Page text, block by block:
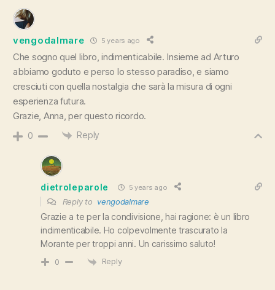
vengodalmare 5 years ago
Che sogno quel libro, indimenticabile. Insieme ad Arturo
abbiamo goduto e perso lo stesso paradiso, e siamo
cresciuti con quella nostalgia che sarà la misura di ogni
esperienza futura.
Grazie, Anna, per questo ricordo.
0 Reply
dietroleparole 5 years ago
Reply to vengodalmare
Grazie a te per la condivisione, hai ragione: è un libro
indimenticabile. Ho colpevolmente trascurato la
Morante per troppi anni. Un carissimo saluto!
0 Reply